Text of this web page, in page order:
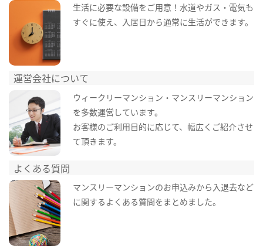
生活に必要な設備をご用意！水道やガス・電気も
すぐに使え、入居日から通常に生活ができます。
運営会社について
ウィークリーマンション・マンスリーマンション
を多数運営しています。
お客様のご利用目的に応じて、幅広くご紹介させ
て頂きます。
よくある質問
マンスリーマンションのお申込みから入退去など
に関するよくある質問をまとめました。